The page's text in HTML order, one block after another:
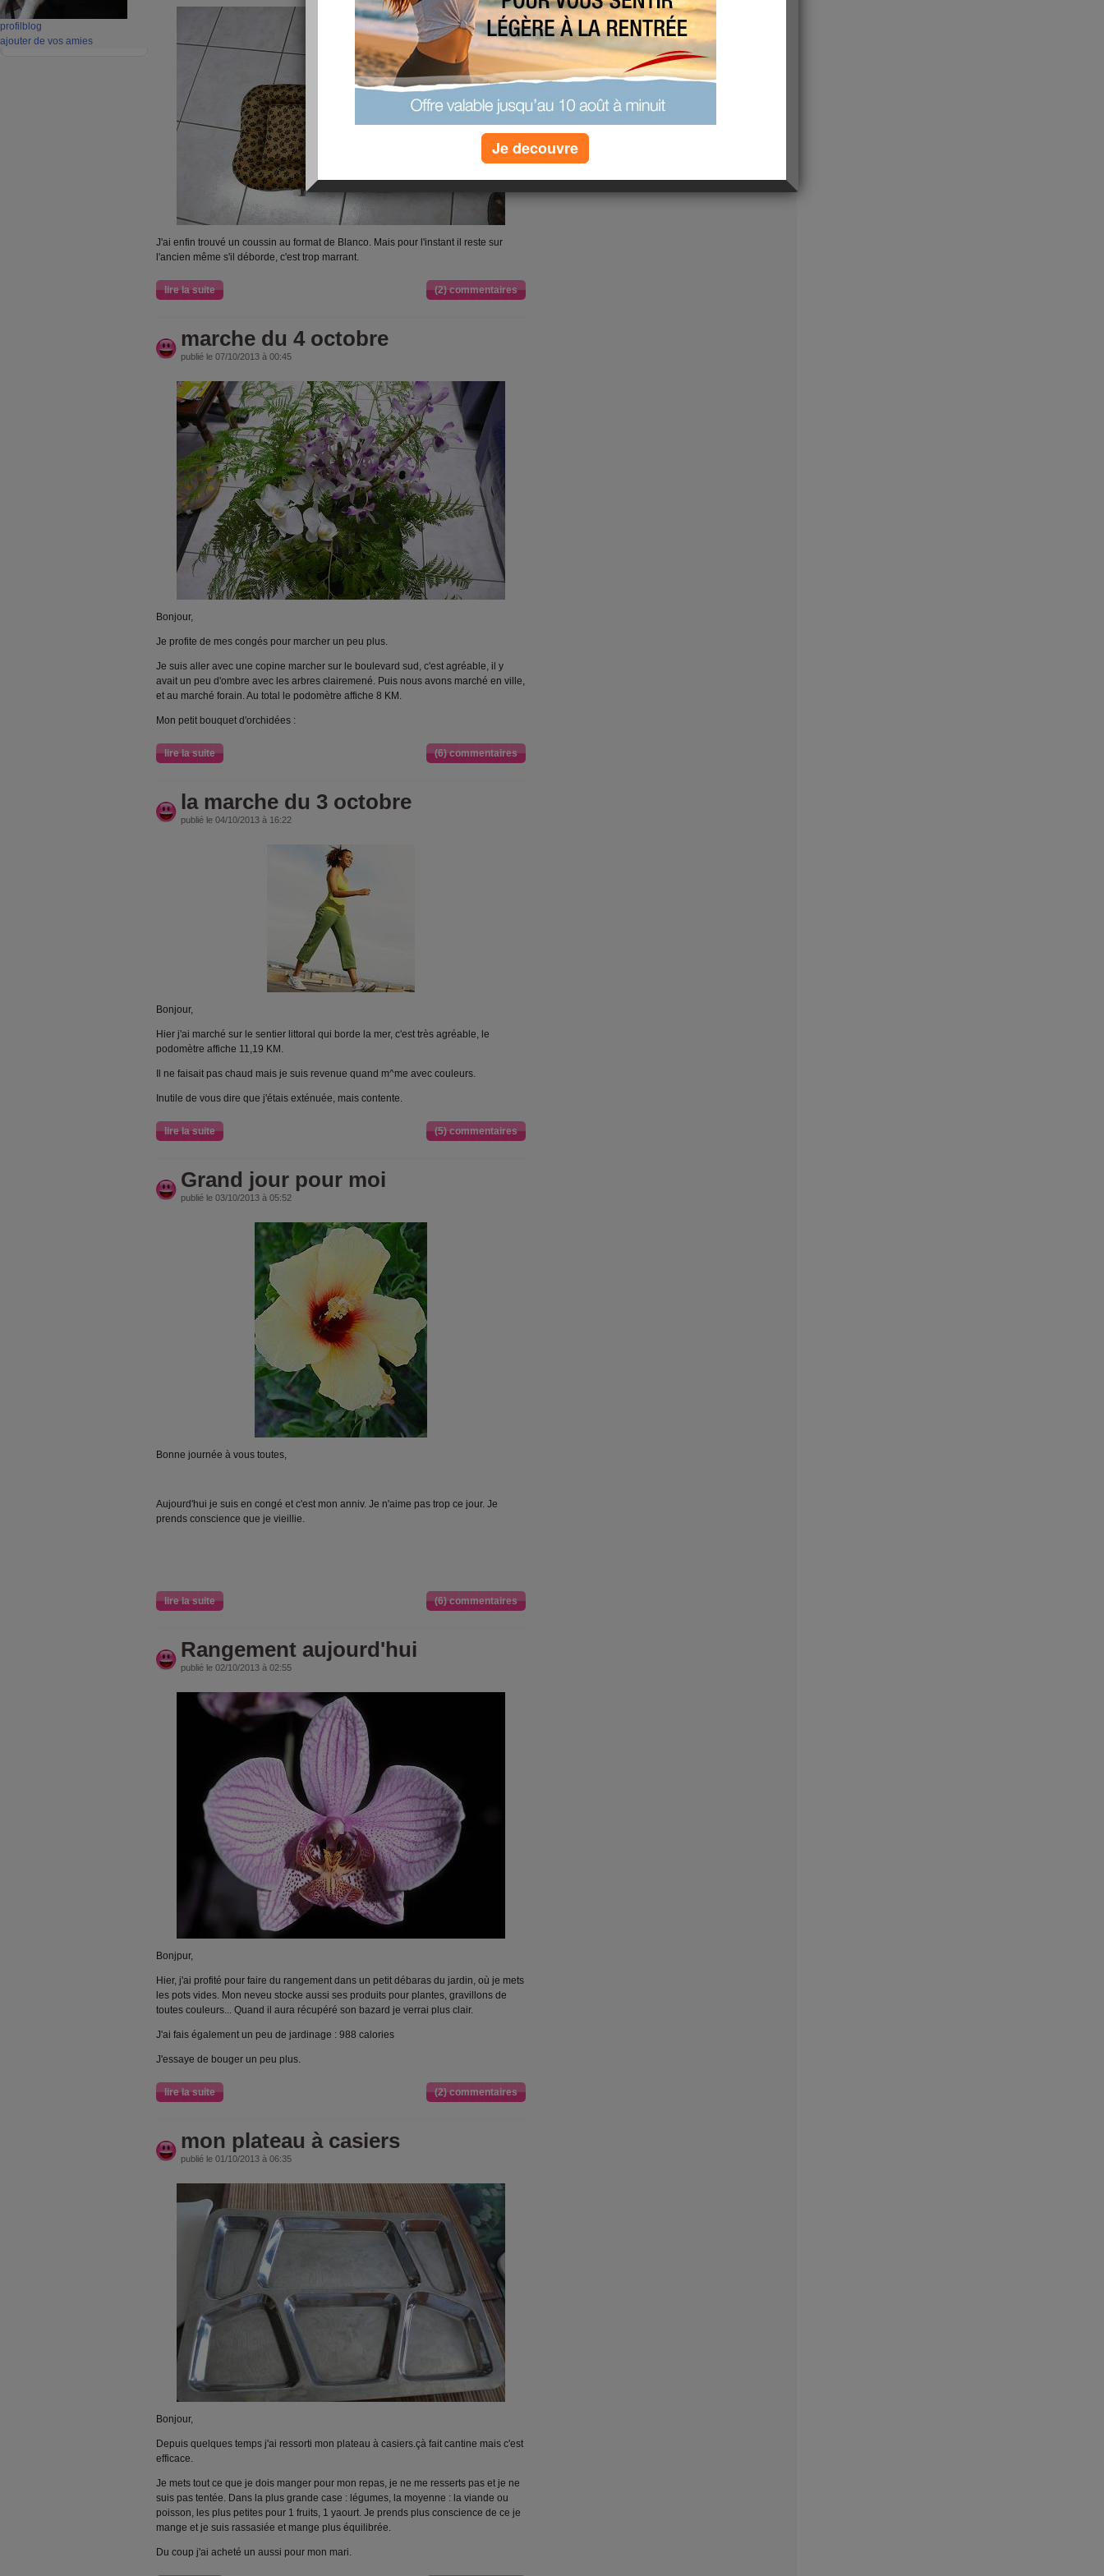
profil blog
ajouter de vos amies
J'ai enfin trouvé un coussin au format de Blanco. Mais pour l'instant il reste sur
l'ancien même s'il déborde, c'est trop marrant.
lire la suite (2) commentaires
marche du 4 octobre
publié le 07/10/2013 à 00:45
Bonjour,
Je profite de mes congés pour marcher un peu plus.
Je suis aller avec une copine marcher sur le boulevard sud, c'est agréable, il y
avait un peu d'ombre avec les arbres clairemené. Puis nous avons marché en ville,
et au marché forain. Au total le podomètre affiche 8 KM.
Mon petit bouquet d'orchidées :
lire la suite (6) commentaires
la marche du 3 octobre
publié le 04/10/2013 à 16:22
Bonjour,
Hier j'ai marché sur le sentier littoral qui borde la mer, c'est très agréable, le
podomètre affiche 11,19 KM.
Il ne faisait pas chaud mais je suis revenue quand m^me avec couleurs.
Inutile de vous dire que j'étais exténuée, mais contente.
lire la suite (5) commentaires
Grand jour pour moi
publié le 03/10/2013 à 05:52
Bonne journée à vous toutes,
Aujourd'hui je suis en congé et c'est mon anniv. Je n'aime pas trop ce jour. Je
prends conscience que je vieillie.
lire la suite (6) commentaires
Rangement aujourd'hui
publié le 02/10/2013 à 02:55
Bonjpur,
Hier, j'ai profité pour faire du rangement dans un petit débaras du jardin, où je mets
les pots vides. Mon neveu stocke aussi ses produits pour plantes, gravillons de
toutes couleurs... Quand il aura récupéré son bazard je verrai plus clair.
J'ai fais également un peu de jardinage : 988 calories
J'essaye de bouger un peu plus.
lire la suite (2) commentaires
mon plateau à casiers
publié le 01/10/2013 à 06:35
Bonjour,
Depuis quelques temps j'ai ressorti mon plateau à casiers.çà fait cantine mais c'est
efficace.
Je mets tout ce que je dois manger pour mon repas, je ne me resserts pas et je ne
suis pas tentée. Dans la plus grande case : légumes, la moyenne : la viande ou
poisson, les plus petites pour 1 fruits, 1 yaourt. Je prends plus conscience de ce je
mange et je suis rassasiée et mange plus équilibrée.
Du coup j'ai acheté un aussi pour mon mari.
Je decouvre